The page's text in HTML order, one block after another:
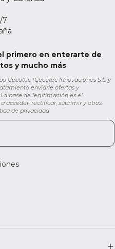
7
primero en enterarte de
y mucho más
Cecotec (Cecotec Innovaciones S.L. y
enviarle ofertas y
base de legitimación es el
acceder, rectificar, suprimir y otros
de privacidad